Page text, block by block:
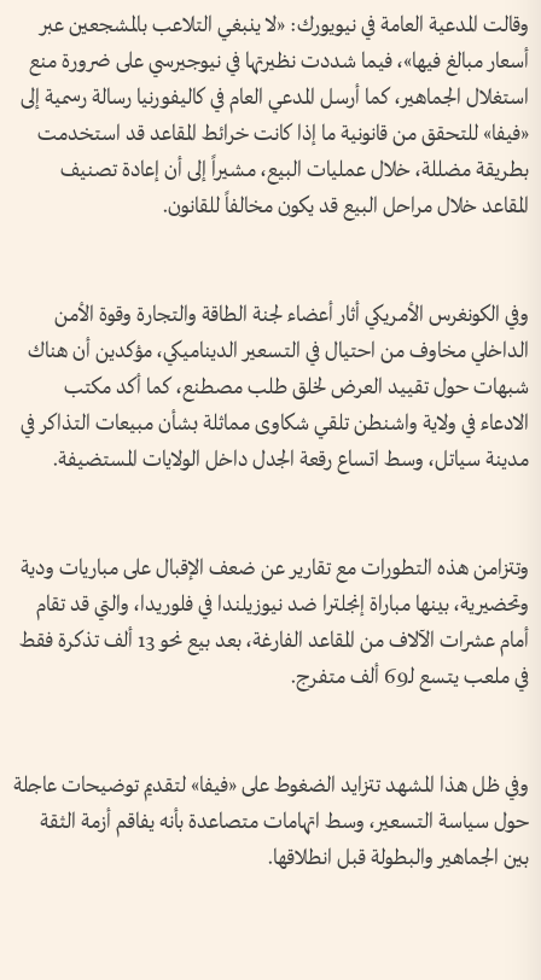
وقالت المدعية العامة في نيويورك: «لا ينبغي التلاعب بالمشجعين عبر
أسعار مبالغ فيها»، فيما شددت نظيرتها في نيوجيرسي على ضرورة منع
استغلال الجماهير، كما أرسل المدعي العام في كاليفورنيا رسالة رسمية إلى
«فيفا» للتحقق من قانونية ما إذا كانت خرائط المقاعد قد استخدمت
بطريقة مضللة، خلال عمليات البيع، مشيراً إلى أن إعادة تصنيف
المقاعد خلال مراحل البيع قد يكون مخالفاً للقانون.
وفي الكونغرس الأمريكي أثار أعضاء لجنة الطاقة والتجارة وقوة الأمن
الداخلي مخاوف من احتيال في التسعير الديناميكي، مؤكدين أن هناك
شبهات حول تقييد العرض لخلق طلب مصطنع، كما أكد مكتب
الادعاء في ولاية واشنطن تلقي شكاوى مماثلة بشأن مبيعات التذاكر في
مدينة سياتل، وسط اتساع رقعة الجدل داخل الولايات المستضيفة.
وتتزامن هذه التطورات مع تقارير عن ضعف الإقبال على مباريات ودية
وتحضيرية، بينها مباراة إنجلترا ضد نيوزيلندا في فلوريدا، والتي قد تقام
أمام عشرات الآلاف من المقاعد الفارغة، بعد بيع نحو 13 ألف تذكرة فقط
في ملعب يتسع لـ69 ألف متفرج.
وفي ظل هذا المشهد تتزايد الضغوط على «فيفا» لتقديم توضيحات عاجلة
حول سياسة التسعير، وسط اتهامات متصاعدة بأنه يفاقم أزمة الثقة
بين الجماهير والبطولة قبل انطلاقها.